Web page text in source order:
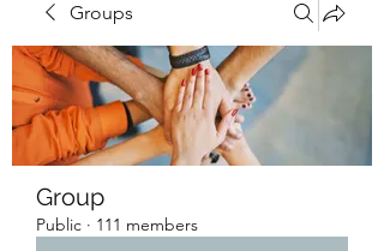
Groups
Group
Public · 111 members